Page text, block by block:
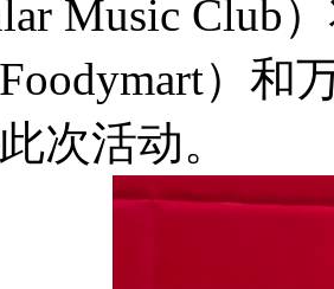
Music Club
）和
次活动。